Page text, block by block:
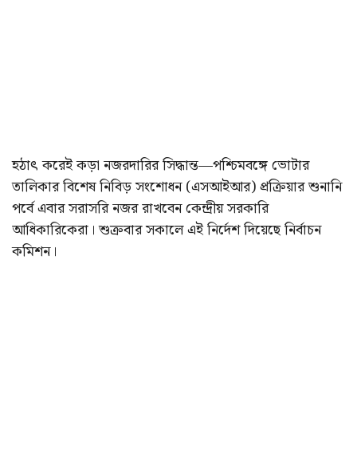
হঠাৎ করেই কড়া নজরদারির সিদ্ধান্ত—পশ্চিমবঙ্গে ভোটার
তালিকার বিশেষ নিবিড় সংশোধন (এসআইআর) প্রক্রিয়ার শুনানি
পর্বে এবার সরাসরি নজর রাখবেন কেন্দ্রীয় সরকারি
আধিকারিকেরা। শুক্রবার সকালে এই নির্দেশ দিয়েছে নির্বাচন
কমিশন।